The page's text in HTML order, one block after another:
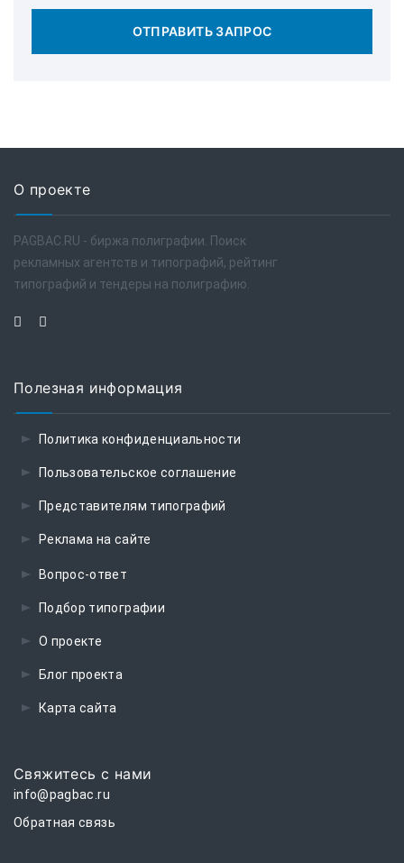
ОТПРАВИТЬ ЗАПРОС
О проекте
PAGBAC.RU - биржа полиграфии. Поиск
рекламных агентств и типографий, рейтинг
типографий и тендеры на полиграфию.
Полезная информация
Политика конфиденциальности
Пользовательское соглашение
Представителям типографий
Реклама на сайте
Вопрос-ответ
Подбор типографии
О проекте
Блог проекта
Карта сайта
Свяжитесь с нами
info@pagbac.ru
Обратная связь